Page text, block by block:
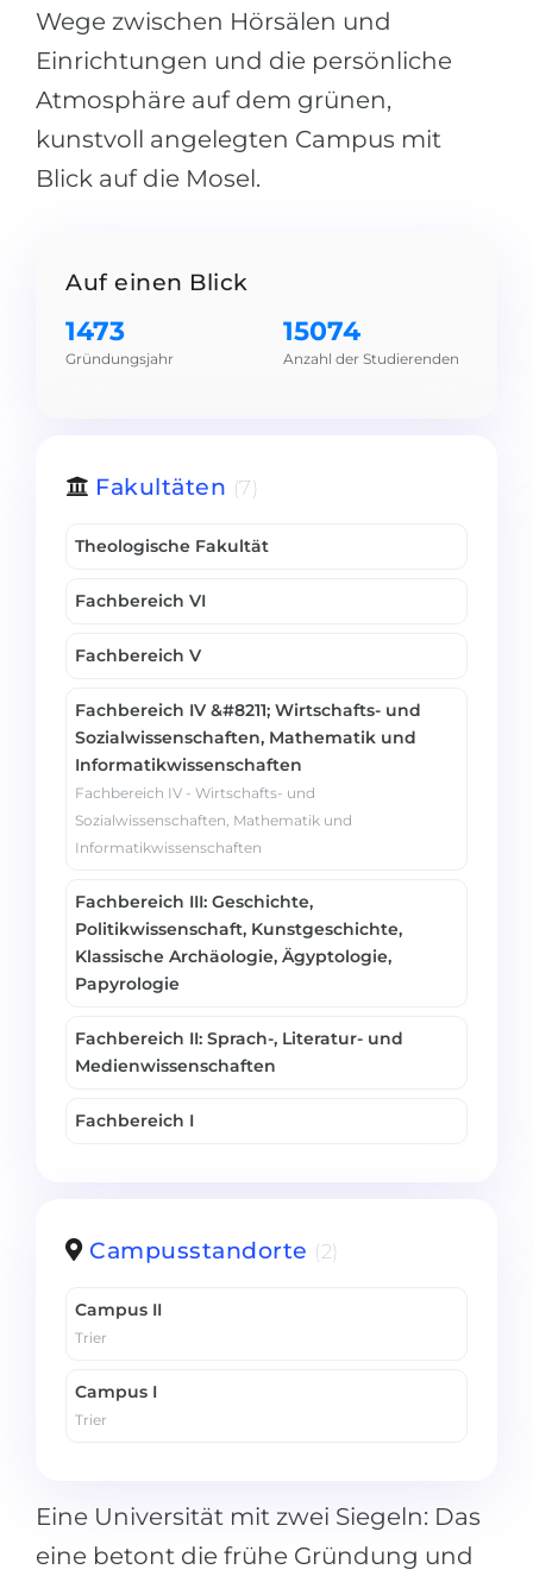
Unsere Studierenden werden
Belarus
Anderes Land
BERATUNG BUCHEN
Wege zwischen Hörsälen und
Einrichtungen und die persönliche
Atmosphäre auf dem grünen,
kunstvoll angelegten Campus mit
Blick auf die Mosel.
Auf einen Blick
1473
Gründungsjahr
15074
Anzahl der Studierenden
Fakultäten (7)
Theologische Fakultät
Fachbereich VI
Fachbereich V
Fachbereich IV &#8211; Wirtschafts- und
Sozialwissenschaften, Mathematik und
Informatikwissenschaften
Fachbereich IV - Wirtschafts- und
Sozialwissenschaften, Mathematik und
Informatikwissenschaften
Fachbereich III: Geschichte,
Politikwissenschaft, Kunstgeschichte,
Klassische Archäologie, Ägyptologie,
Papyrologie
Fachbereich II: Sprach-, Literatur- und
Medienwissenschaften
Fachbereich I
Campusstandorte (2)
Campus II
Trier
Campus I
Trier
Eine Universität mit zwei Siegeln: Das
eine betont die frühe Gründung und